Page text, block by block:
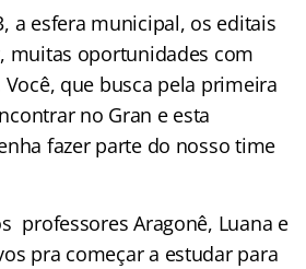
a esfera municipal, os editais
muitas oportunidades com
que busca pela primeira
no Gran e esta
fazer parte do nosso time
professores Aragonê, Luana e
pra começar a estudar para